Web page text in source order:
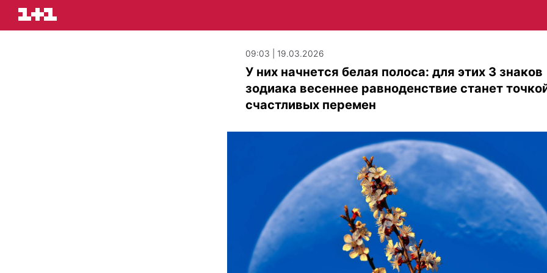
09:03 | 19.03.2026
У них начнется белая полоса: для этих 3 знаков
зодиака весеннее равноденствие станет
счастливых перемен